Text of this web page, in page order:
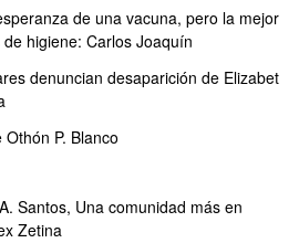
de una vacuna, pero la mejor
higiene: Carlos Joaquín
denuncian desaparición de Elizabet
P. Blanco
Santos, Una comunidad más en
Zetina